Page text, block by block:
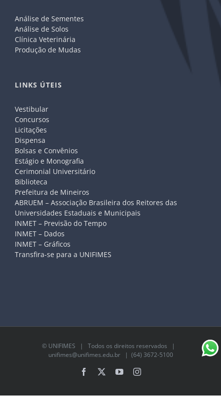
Análise de Sementes
Análise de Solos
Clínica Veterinária
Produção de Mudas
LINKS ÚTEIS
Vestibular
Concursos
Licitações
Dispensa
Bolsas e Convênios
Estágio e Monografia
Cerimonial Universitário
Biblioteca
Prefeitura de Mineiros
ABRUEM – Associação Brasileira dos Reitores das
Universidades Estaduais e Municipais
INMET – Previsão do Tempo
INMET – Dados
INMET – Gráficos
Transfira-se para a UNIFIMES
© UNIFIMES | Todos os direitos reservados |
unifimes@unifimes.edu.br| (64) 3672-5100
Facebook YouTubeInstagram